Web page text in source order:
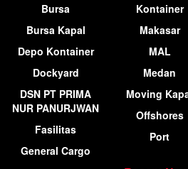
Bursa
Bursa Kapal
Depo Kontainer
Dockyard
DSN PT PRIMA
NUR PANURJWAN
Fasilitas
General Cargo
Kontainer
Makasar
MAL
Medan
Moving
Offshores
Port